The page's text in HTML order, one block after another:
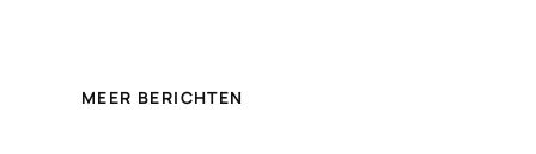
MEER BERICHTEN